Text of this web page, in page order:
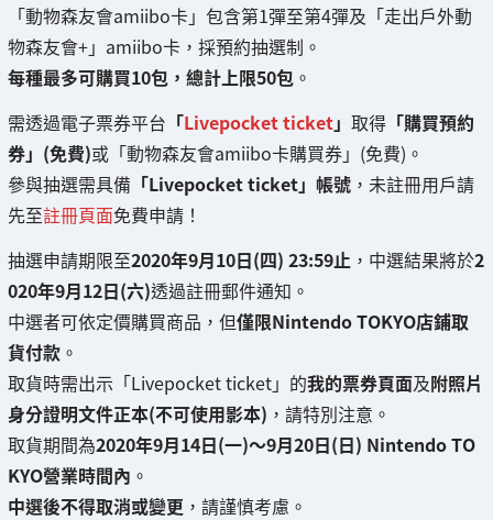
「動物森友會amiibo卡」包含第1彈至第4彈及「走出戶外動
物森友會+」amiibo卡，採預約抽選制。
每種最多可購買10包，總計上限50包 。
需透過電子票券平台 「Livepocket ticket」 取得 「購買預約
券」(免費)或「動物森友會amiibo卡購買券」(免費)。
參與抽選需具備 「Livepocket ticket」帳號 ，未註冊用戶請
先至註冊頁面免費申請！
抽選申請期限至2020年9月10日(四) 23:59止 ，中選結果將於2
020年9月12日(六)透過註冊郵件通知。
中選者可依定價購買商品，但僅限Nintendo TOKYO店鋪取
貨付款 。
取貨時需出示「Livepocket ticket」的我的票券頁面及附照片
身分證明文件正本(不可使用影本) ，請特別注意。
取貨期間為2020年9月14日(一)～9月20日(日) Nintendo TO
KYO營業時間內 。
中選後不得取消或變更 ，請謹慎考慮。